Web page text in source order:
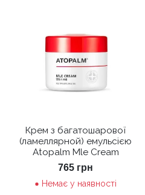
Крем з багатошарової
(ламеллярной) емульсією
Atopalm Mle Cream
765 грн
Немає у наявності